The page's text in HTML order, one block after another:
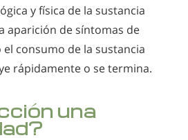
sido parte de nuestra cultura
fermentadas provenientes de
y granos existentes. Es fácil
de escapar de la realidad en vez de
problemas es parte de la condición
drogas una buena inversión?
para la drogadicción?
que una persona entre en
y física de la sustancia
aparición de síntomas de
consumo de la sustancia
rápidamente o se termina.
una